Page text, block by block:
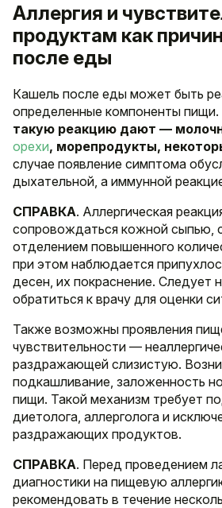
Аллергия и
продуктам как
после еды
Кашель после еды может быть
определенные компоненты пищи.
такую реакцию дают —
орехи, морепродукты,
случае появление симптома
дыхательной, а иммунной
СПРАВКА. Аллергическая
сопровождаться кожной сыпью,
отделением повышенного
при этом наблюдается
десен, их покраснение. Следует
обратиться к врачу для оценки
Также возможны проявления
чувствительности —
раздражающей слизистую.
подкашливание, заложенность
пищи. Такой механизм требует
диетолога, аллерголога и
раздражающих продуктов.
СПРАВКА. Перед проведением
диагностики на пищевую
рекомендовать в течение